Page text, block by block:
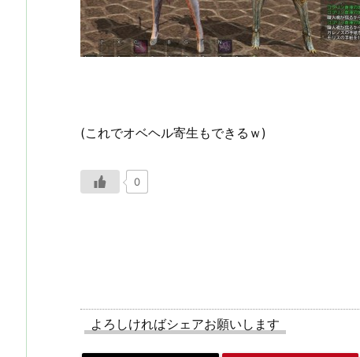
(これでオベヘル寄生もできるｗ)
0
よろしければシェアお願いします